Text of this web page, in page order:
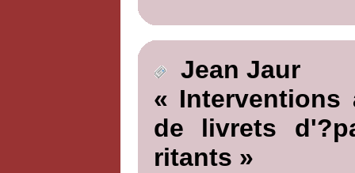
Jean Jaur
« Interventions
de livrets
ritants »